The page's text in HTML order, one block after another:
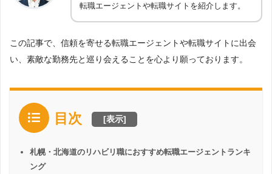
転職エージェントや転職サイトを紹介します。
この記事で、信頼を寄せる転職エージェントや転職サイトに出会
い、素敵な勤務先と巡り会えることを心より願っております。
目次 [表示]
札幌・北海道のリハビリ職におすすめ転職エージェントランキ
ング